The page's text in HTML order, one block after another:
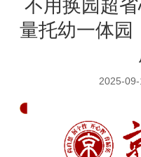
不用换园超
量托幼一体园
2025-